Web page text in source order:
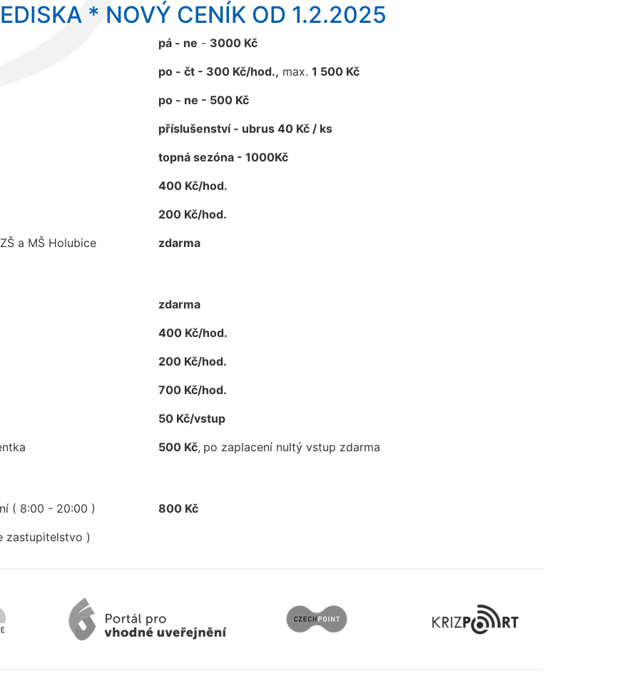
* NOVÝ CENÍK OD 1.2.2025
pá - ne - 3000 Kč
po - čt - 300 Kč/hod., max. 1 500 Kč
po - ne - 500 Kč
příslušenství - ubrus 40 Kč / ks
topná sezóna - 1000Kč
400 Kč/hod.
200 Kč/hod.
a MŠ Holubice
zdarma
zdarma
400 Kč/hod.
200 Kč/hod.
700 Kč/hod.
50 Kč/vstup
500 Kč, po zaplacení nultý vstup zdarma
( 8:00 - 20:00 )
zastupitelstvo )
800 Kč